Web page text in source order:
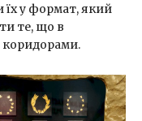
їх у формат, який
те, що в
коридорами.